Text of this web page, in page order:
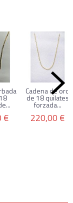
€
Cadena de oro
de 18 quilates
forzada...
220,00 €